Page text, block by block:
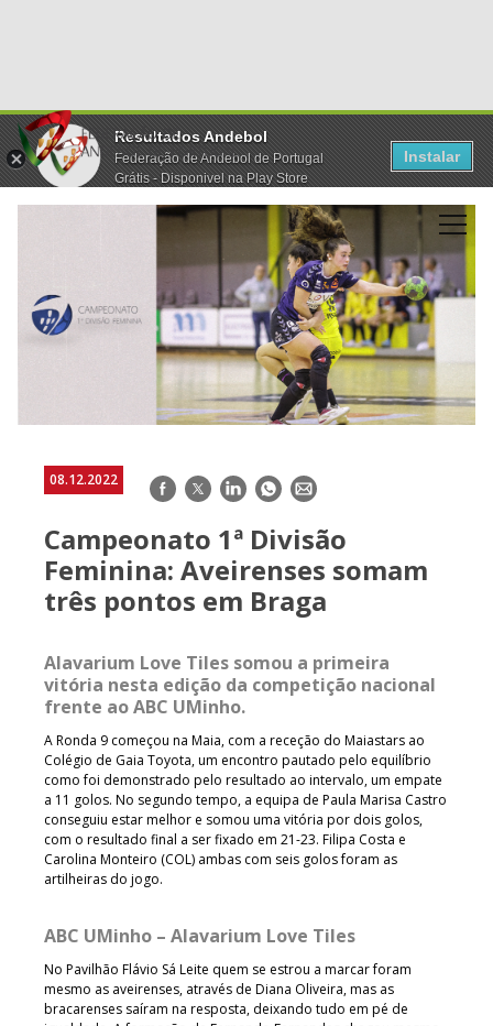
Resultados Andebol
Federação de Andebol de Portugal
Grátis - Disponivel na Play Store
Instalar
08.12.2022 Facebook
TwitterLinkedInWhatsApp
E-
Campeonato 1ª Divisão
Feminina: Aveirenses somam
três pontos em Braga
Alavarium Love Tiles somou a primeira
vitória nesta edição da competição nacional
frente ao ABC UMinho.
A Ronda 9 começou na Maia, com a receção do Maiastars ao
Colégio de Gaia Toyota, um encontro pautado pelo equilíbrio
como foi demonstrado pelo resultado ao intervalo, um empate
a 11 golos. No segundo tempo, a equipa de Paula Marisa Castro
conseguiu estar melhor e somou uma vitória por dois golos,
com o resultado final a ser fixado em 21-23. Filipa Costa e
Carolina Monteiro (COL) ambas com seis golos foram as
artilheiras do jogo.
ABC UMinho – Alavarium Love Tiles
No Pavilhão Flávio Sá Leite quem se estrou a marcar foram
mesmo as aveirenses, através de Diana Oliveira, mas as
bracarenses saíram na resposta, deixando tudo em pé de